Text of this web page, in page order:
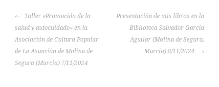
Taller «Promoción de la
salud y autocuidado» en la
Asociación de Cultura Popular
de La Asunción de Molina de
Segura (Murcia) 7/11/2024
Presentación de mis libros en la
Biblioteca Salvador García
Aguilar (Molina de Segura,
Murcia) 8/11/2024